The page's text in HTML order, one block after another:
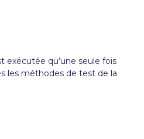
exécutée qu’une seule fois
les méthodes de test de la